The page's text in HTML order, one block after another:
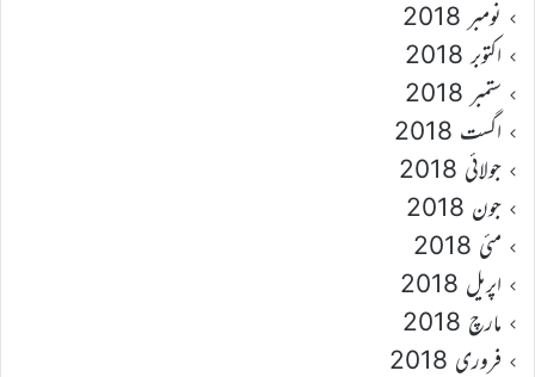
نومبر 2018
اکتوبر 2018
ستمبر 2018
اگست 2018
جولائی 2018
جون 2018
مئی 2018
اپریل 2018
مارچ 2018
فروری 2018